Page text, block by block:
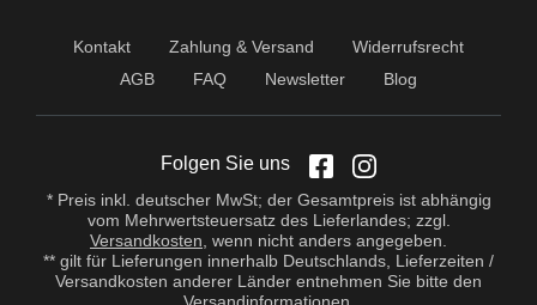
Kontakt Zahlung & Versand
Widerrufsrecht
AGB
FAQ Newsletter Blog
Folgen Sie uns
* Preis inkl. deutscher MwSt; der Gesamtpreis ist abhängig
vom Mehrwertsteuersatz des Lieferlandes; zzgl.
Versandkosten , wenn nicht anders angegeben.
** gilt für Lieferungen innerhalb Deutschlands, Lieferzeiten /
Versandkosten anderer Länder entnehmen Sie bitte den